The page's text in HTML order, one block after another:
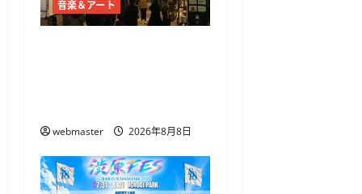
音楽＆アート
webmaster 2026年8月8日